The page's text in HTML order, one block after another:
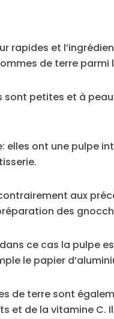
rapides et
de terre parmi
sont petites et à
elles ont une pulpe
aux
des
ce cas la pulpe
le papier
de terre sont
et de la vitamine C.